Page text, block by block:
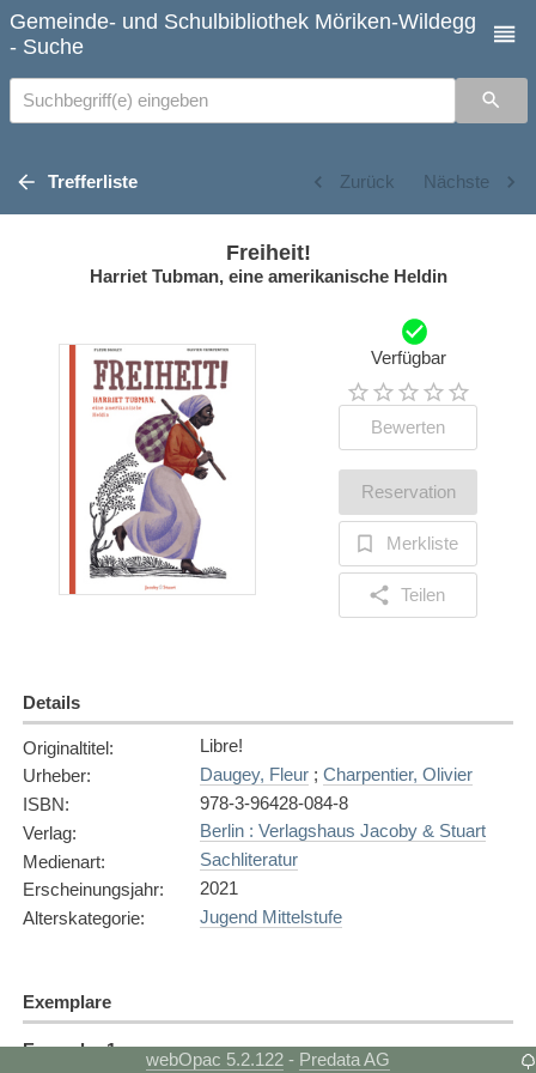
Gemeinde- und Schulbibliothek Möriken-Wildegg
- Suche
Suchbegriff(e) eingeben
Trefferliste Zurück Nächste
Freiheit!
Harriet Tubman, eine amerikanische Heldin
Verfügbar
Bewerten
Reservation
Merkliste
Teilen
Details
Originaltitel:
Libre!
Urheber: Daugey, Fleur; Charpentier, Olivier
ISBN:
978-3-96428-084-8
Verlag:
Berlin : Verlagshaus Jacoby & Stuart
Medienart:
Sachliteratur
Erscheinungsjahr:
2021
Alterskategorie: Jugend Mittelstufe
Exemplare
Exemplar 1 webOpac 5.2.122 - Predata AG